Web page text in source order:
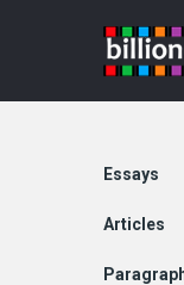
Essays
Articles